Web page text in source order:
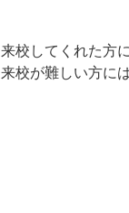
来校してくれた方
来校が難しい方に